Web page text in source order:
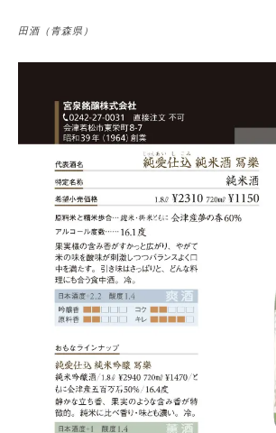
田酒（青森県）